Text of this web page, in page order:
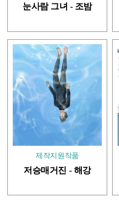
눈사람 그녀 - 조밤
제작지원작품
저승매거진 - 해강